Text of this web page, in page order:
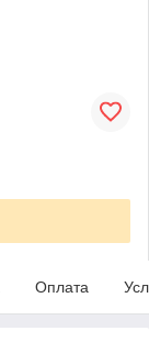
Оплата